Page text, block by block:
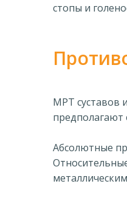
стопы и
МРТ суставов
предполагают
Абсолютные